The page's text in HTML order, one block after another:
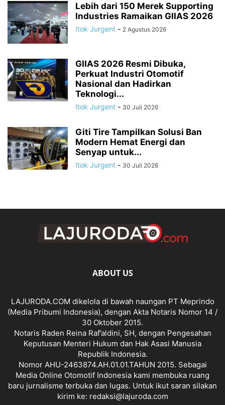
Lebih dari 150 Merek Supporting
Industries Ramaikan GIIAS 2026
Itok Jurgent - 2 Agustus 2026
GIIAS 2026 Resmi Dibuka,
Perkuat Industri Otomotif
Nasional dan Hadirkan
Teknologi...
Itok Jurgent - 30 Juli 2026
Giti Tire Tampilkan Solusi Ban
Modern Hemat Energi dan
Senyap untuk...
Itok Jurgent - 30 Juli 2026
ABOUT US
LAJURODA.COM dikelola di bawah naungan PT Meprindo
(Media Pribumi Indonesia), dengan Akta Notaris Nomor 14 /
30 Oktober 2015.
Notaris Raden Reina Raf’aldini, SH, dengan Pengesahan
Keputusan Menteri Hukum dan Hak Asasi Manusia
Republik Indonesia.
Nomor AHU-2463874.AH.01.01.TAHUN 2015. Sebagai
Media Online Otomotif Indonesia kami membuka ruang
baru jurnalisme terbuka dan lugas. Untuk ikut saran silakan
kirim ke: redaksi@lajuroda.com